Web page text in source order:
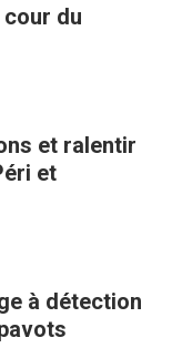
du
et ralentir
et
à détection